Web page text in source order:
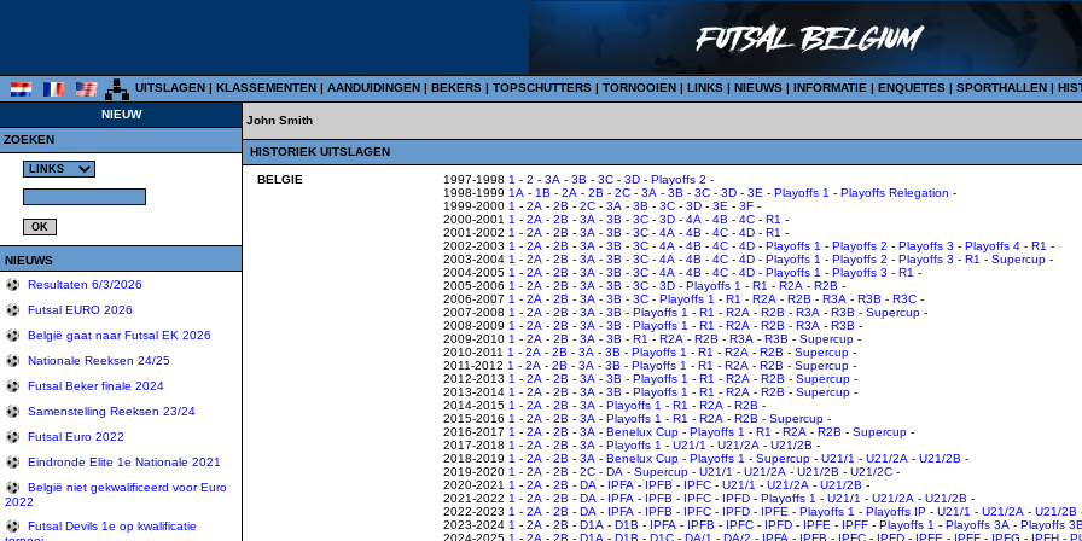
UITSLAGEN | KLASSEMENTEN | AANDUIDINGEN | BEKERS | TOPSCHUTTERS | TORNOOIEN | LINKS | NIEUWS | INFORMATIE | ENQUETES | SPORTHALLEN |
NIEUW
ZOEKEN
NIEUWS
Resultaten 6/3/2026
Futsal EURO 2026
België gaat naar Futsal EK 2026
Nationale Reeksen 24/25
Futsal Beker finale 2024
Samenstelling Reeksen 23/24
Futsal Euro 2022
Eindronde Elite 1e Nationale 2021
België niet gekwalificeerd voor Euro
2022
Futsal Devils 1e op kwalificatie
John Smith
HISTORIEK UITSLAGEN
BELGIE 1997-1998 1 - 2 - 3A - 3B - 3C - 3D - Playoffs 2 -
1998-1999 1A - 1B - 2A - 2B - 2C - 3A - 3B - 3C - 3D - 3E - Playoffs 1 - Playoffs Relegation -
1999-2000 1 - 2A - 2B - 2C - 3A - 3B - 3C - 3D - 3E - 3F -
2000-2001 1 - 2A - 2B - 3A - 3B - 3C - 3D - 4A - 4B - 4C - R1 -
2001-2002 1 - 2A - 2B - 3A - 3B - 3C - 4A - 4B - 4C - 4D - R1 -
2002-2003 1 - 2A - 2B - 3A - 3B - 3C - 4A - 4B - 4C - 4D - Playoffs 1 - Playoffs 2 - Playoffs 3 - Playoffs 4 - R1 -
2003-2004 1 - 2A - 2B - 3A - 3B - 3C - 4A - 4B - 4C - 4D - Playoffs 1 - Playoffs 2 - Playoffs 3 - R1 - Supercup -
2004-2005 1 - 2A - 2B - 3A - 3B - 3C - 4A - 4B - 4C - 4D - Playoffs 1 - Playoffs 3 - R1 -
2005-2006 1 - 2A - 2B - 3A - 3B - 3C - 3D - Playoffs 1 - R1 - R2A - R2B -
2006-2007 1 - 2A - 2B - 3A - 3B - 3C - Playoffs 1 - R1 - R2A - R2B - R3A - R3B - R3C -
2007-2008 1 - 2A - 2B - 3A - 3B - Playoffs 1 - R1 - R2A - R2B - R3A - R3B - Supercup -
2008-2009 1 - 2A - 2B - 3A - 3B - Playoffs 1 - R1 - R2A - R2B - R3A - R3B -
2009-2010 1 - 2A - 2B - 3A - 3B - R1 - R2A - R2B - R3A - R3B - Supercup -
2010-2011 1 - 2A - 2B - 3A - 3B - Playoffs 1 - R1 - R2A - R2B - Supercup -
2011-2012 1 - 2A - 2B - 3A - 3B - Playoffs 1 - R1 - R2A - R2B - Supercup -
2012-2013 1 - 2A - 2B - 3A - 3B - Playoffs 1 - R1 - R2A - R2B - Supercup -
2013-2014 1 - 2A - 2B - 3A - 3B - Playoffs 1 - R1 - R2A - R2B - Supercup -
2014-2015 1 - 2A - 2B - 3A - Playoffs 1 - R1 - R2A - R2B -
2015-2016 1 - 2A - 2B - 3A - Playoffs 1 - R1 - R2A - R2B - Supercup -
2016-2017 1 - 2A - 2B - 3A - Benelux Cup - Playoffs 1 - R1 - R2A - R2B - Supercup -
2017-2018 1 - 2A - 2B - 3A - Playoffs 1 - U21/1 - U21/2A - U21/2B -
2018-2019 1 - 2A - 2B - 3A - Benelux Cup - Playoffs 1 - Supercup - U21/1 - U21/2A - U21/2B -
2019-2020 1 - 2A - 2B - 2C - DA - Supercup - U21/1 - U21/2A - U21/2B - U21/2C -
2020-2021 1 - 2A - 2B - DA - IPFA - IPFB - IPFC - U21/1 - U21/2A - U21/2B -
2021-2022 1 - 2A - 2B - DA - IPFA - IPFB - IPFC - IPFD - Playoffs 1 - U21/1 - U21/2A - U21/2B -
2022-2023 1 - 2A - 2B - DA - IPFA - IPFB - IPFC - IPFD - IPFE - Playoffs 1 - Playoffs IP - U21/1 - U21/2A - U21/2B
2023-2024 1 - 2A - 2B - D1A - D1B - IPFA - IPFB - IPFC - IPFD - IPFE - IPFF - Playoffs 1 - Playoffs 3A - Playoffs
2024-2025 1 - 2A - 2B - D1A - D1B - D1C - DA/1 - DA/2 - IPFA - IPFB - IPFC - IPFD - IPFE - IPFF - IPFG - IPFH -